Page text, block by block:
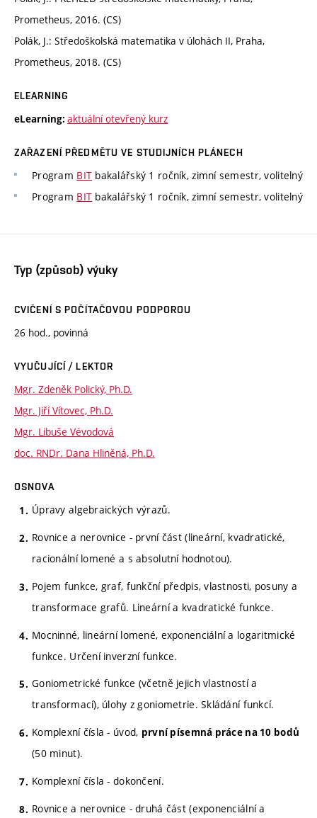
Prometheus, 2016. (CS)
Polák, J.: Středoškolská matematika v úlohách II, Praha,
Prometheus, 2018. (CS)
ELEARNING
eLearning: aktuální otevřený kurz
ZAŘAZENÍ PŘEDMĚTU VE STUDIJNÍCH PLÁNECH
Program BIT bakalářský 1 ročník, zimní semestr, volitelný
Program BIT bakalářský 1 ročník, zimní semestr, volitelný
Typ (způsob) výuky
CVIČENÍ S POČÍTAČOVOU PODPOROU
26 hod., povinná
VYUČUJÍCÍ / LEKTOR
Mgr. Zdeněk Polický, Ph.D.
Mgr. Jiří Vítovec, Ph.D.
Mgr. Libuše Vévodová
doc. RNDr. Dana Hliněná, Ph.D.
OSNOVA
Úpravy algebraických výrazů.
Rovnice a nerovnice - první část (lineární, kvadratické,
racionální lomené a s absolutní hodnotou).
Pojem funkce, graf, funkční předpis, vlastnosti, posuny a
transformace grafů. Lineární a kvadratické funkce.
Mocninné, lineární lomené, exponenciální a logaritmické
funkce. Určení inverzní funkce.
Goniometrické funkce (včetně jejich vlastností a
transformací), úlohy z goniometrie. Skládání funkcí.
Komplexní čísla - úvod, první písemná práce na 10 bodů
(50 minut).
Komplexní čísla - dokončení.
Rovnice a nerovnice - druhá část (exponenciální a